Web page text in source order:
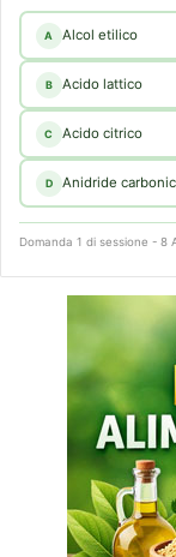
A Alcol etilico
B Acido lattico
C Acido citrico
D Anidride
Domanda 1 di sessione - 8